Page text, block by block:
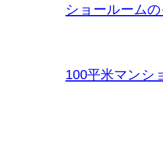
ショールームの
100平米マンシ